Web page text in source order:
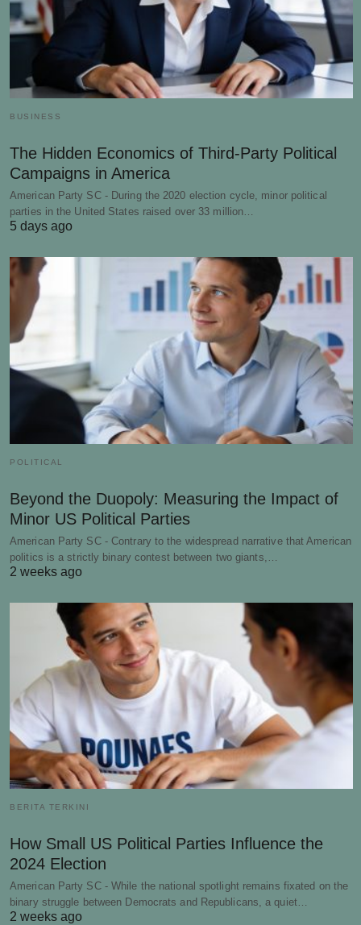
BUSINESS
The Hidden Economics of Third-Party Political
Campaigns in America
American Party SC - During the 2020 election cycle, minor political
parties in the United States raised over 33 million…
5 days ago
POLITICAL
Beyond the Duopoly: Measuring the Impact of
Minor US Political Parties
American Party SC - Contrary to the widespread narrative that American
politics is a strictly binary contest between two giants,…
2 weeks ago
BERITA TERKINI
How Small US Political Parties Influence the
2024 Election
American Party SC - While the national spotlight remains fixated on the
binary struggle between Democrats and Republicans, a quiet…
2 weeks ago